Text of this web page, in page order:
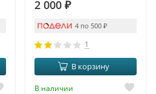
ПРОТИВООТЁЧНЫЙ
2 000 ₽
4 по 500 ₽
1
В корзину
В наличии